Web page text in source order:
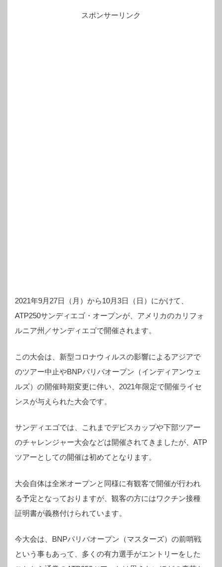
スポンサーリンク
2021年9月27日（月）から10月3日（日）にかけて、
ATP250サンディエゴ・オープンが、アメリカのカリフォ
ルニア州／サンディエゴで開催されます。
この大会は、新型コロナウィルスの影響によるアジアで
のツアー中止やBNPパリバオープン（インディアンウェ
ルズ）の開催時期変更に伴い、2021年限定で開催ライセ
ンスが与えられた大会です。
サンディエゴでは、これまでデビスカップや下部ツアー
のチャレンジャー大会などは開催されてきましたが、ATP
ツアーとしての開催は初めてとなります。
大会自体は全米オープンと同様に有観客で開催が行われ
る予定となっておりますが、観客の方にはワクチン接種
証明書が義務付けられています。
今大会は、BNPパリバオープン（マスターズ）の前哨戦
という事もあって、多くの有力選手がエントリーをした